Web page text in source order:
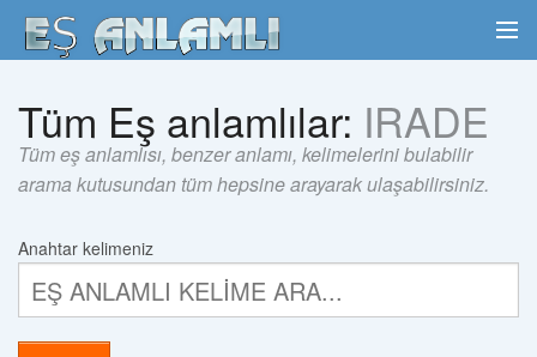
Tüm Eş anlamlılar: IRADE
Tüm eş anlamlısı, benzer anlamı, kelimelerini bulabilir
arama kutusundan tüm hepsine arayarak ulaşabilirsiniz.
Anahtar kelimeniz